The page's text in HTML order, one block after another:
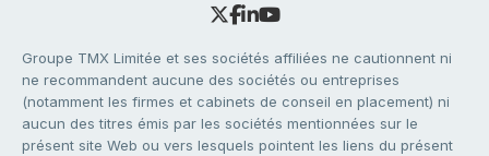
Groupe TMX Limitée et ses sociétés affiliées ne cautionnent ni
ne recommandent aucune des sociétés ou entreprises
(notamment les firmes et cabinets de conseil en placement) ni
aucun des titres émis par les sociétés mentionnées sur le
présent site Web ou vers lesquels pointent les liens du présent